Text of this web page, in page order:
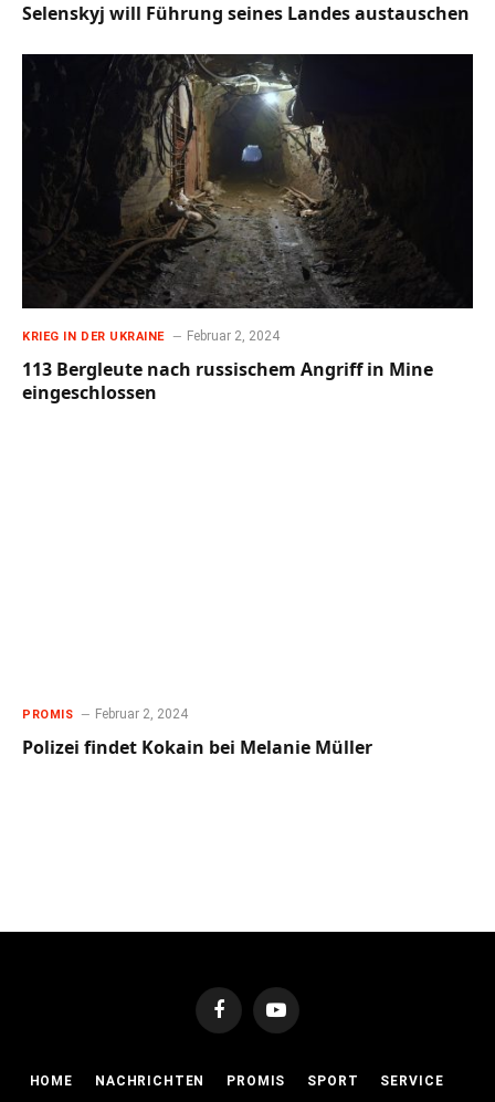
Selenskyj will Führung seines Landes austauschen
KRIEG IN DER UKRAINE Februar 2, 2024
113 Bergleute nach russischem Angriff in Mine
eingeschlossen
PROMIS Februar 2, 2024
Polizei findet Kokain bei Melanie Müller
FacebookYouTube
HOME NACHRICHTEN PROMIS SPORT SERVICE